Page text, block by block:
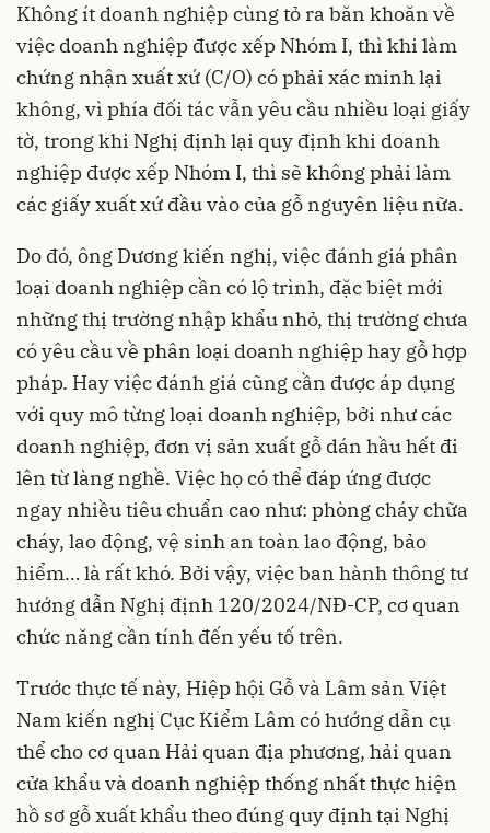
Không ít doanh nghiệp cùng tỏ ra băn khoăn về
việc doanh nghiệp được xếp Nhóm I, thì khi làm
chứng nhận xuất xứ (C/O) có phải xác minh lại
không, vì phía đối tác vẫn yêu cầu nhiều loại giấy
tờ, trong khi Nghị định lại quy định khi doanh
nghiệp được xếp Nhóm I, thì sẽ không phải làm
các giấy xuất xứ đầu vào của gỗ nguyên liệu nữa.
Do đó, ông Dương kiến nghị, việc đánh giá phân
loại doanh nghiệp cần có lộ trình, đặc biệt mới
những thị trường nhập khẩu nhỏ, thị trường chưa
có yêu cầu về phân loại doanh nghiệp hay gỗ hợp
pháp. Hay việc đánh giá cũng cần được áp dụng
với quy mô từng loại doanh nghiệp, bởi như các
doanh nghiệp, đơn vị sản xuất gỗ dán hầu hết đi
lên từ làng nghề. Việc họ có thể đáp ứng được
ngay nhiều tiêu chuẩn cao như: phòng cháy chữa
cháy, lao động, vệ sinh an toàn lao động, bảo
hiểm… là rất khó. Bởi vậy, việc ban hành thông tư
hướng dẫn Nghị định 120/2024/NĐ-CP, cơ quan
chức năng cần tính đến yếu tố trên.
Trước thực tế này, Hiệp hội Gỗ và Lâm sản Việt
Nam kiến nghị Cục Kiểm Lâm có hướng dẫn cụ
thể cho cơ quan Hải quan địa phương, hải quan
cửa khẩu và doanh nghiệp thống nhất thực hiện
hồ sơ gỗ xuất khẩu theo đúng quy định tại Nghị